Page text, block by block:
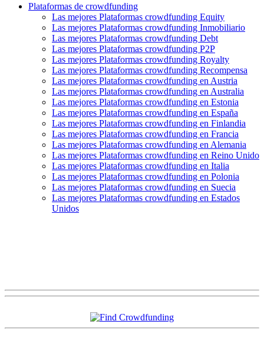
Plataformas de crowdfunding
Las mejores Plataformas crowdfunding Equity
Las mejores Plataformas crowdfunding Inmobiliario
Las mejores Plataformas crowdfunding Debt
Las mejores Plataformas crowdfunding P2P
Las mejores Plataformas crowdfunding Royalty
Las mejores Plataformas crowdfunding Recompensa
Las mejores Plataformas crowdfunding en Austria
Las mejores Plataformas crowdfunding en Australia
Las mejores Plataformas crowdfunding en Estonia
Las mejores Plataformas crowdfunding en España
Las mejores Plataformas crowdfunding en Finlandia
Las mejores Plataformas crowdfunding en Francia
Las mejores Plataformas crowdfunding en Alemania
Las mejores Plataformas crowdfunding en Reino Unido
Las mejores Plataformas crowdfunding en Italia
Las mejores Plataformas crowdfunding en Polonia
Las mejores Plataformas crowdfunding en Suecia
Las mejores Plataformas crowdfunding en Estados
Unidos